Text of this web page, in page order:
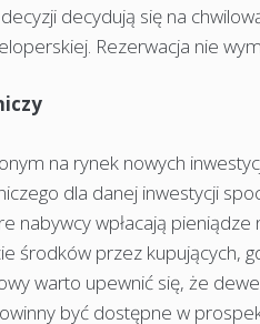
decydują się na
Rezerwacja nie
na rynek nowych
dla danej inwestycji
nabywcy wpłacają
środków przez kupujących,
warto upewnić się, że
być dostępne w